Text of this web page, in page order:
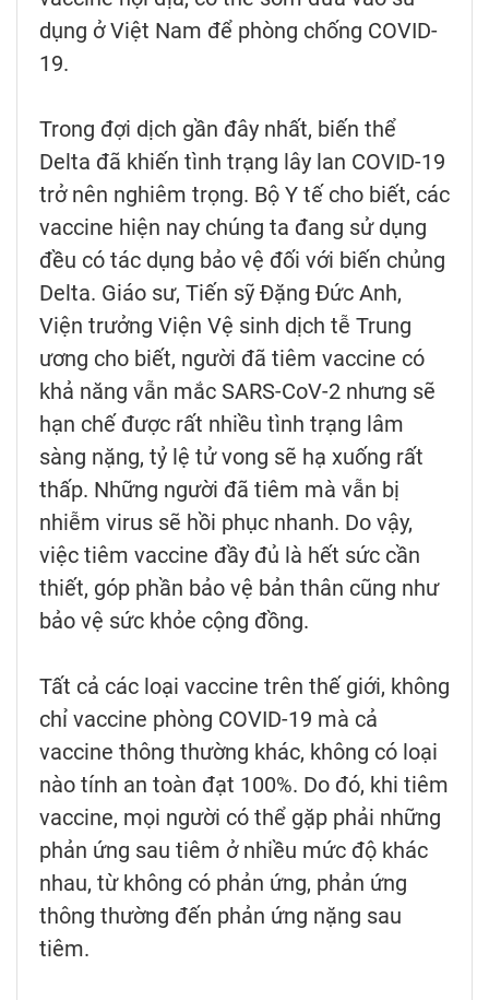
dụng ở Việt Nam để phòng chống COVID-
19.
Trong đợi dịch gần đây nhất, biến thể
Delta đã khiến tình trạng lây lan COVID-19
trở nên nghiêm trọng. Bộ Y tế cho biết, các
vaccine hiện nay chúng ta đang sử dụng
đều có tác dụng bảo vệ đối với biến chủng
Delta. Giáo sư, Tiến sỹ Đặng Đức Anh,
Viện trưởng Viện Vệ sinh dịch tễ Trung
ương cho biết, người đã tiêm vaccine có
khả năng vẫn mắc SARS-CoV-2 nhưng sẽ
hạn chế được rất nhiều tình trạng lâm
sàng nặng, tỷ lệ tử vong sẽ hạ xuống rất
thấp. Những người đã tiêm mà vẫn bị
nhiễm virus sẽ hồi phục nhanh. Do vậy,
việc tiêm vaccine đầy đủ là hết sức cần
thiết, góp phần bảo vệ bản thân cũng như
bảo vệ sức khỏe cộng đồng.
Tất cả các loại vaccine trên thế giới, không
chỉ vaccine phòng COVID-19 mà cả
vaccine thông thường khác, không có loại
nào tính an toàn đạt 100%. Do đó, khi tiêm
vaccine, mọi người có thể gặp phải những
phản ứng sau tiêm ở nhiều mức độ khác
nhau, từ không có phản ứng, phản ứng
thông thường đến phản ứng nặng sau
tiêm.